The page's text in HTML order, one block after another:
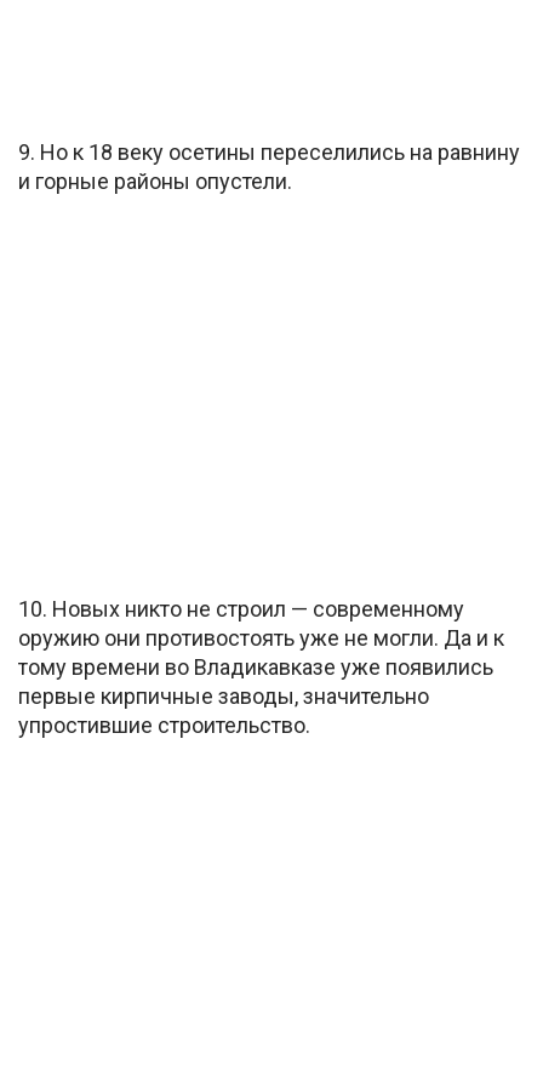
9. Но к 18 веку осетины переселились на равнину
и горные районы опустели.
10. Новых никто не строил — современному
оружию они противостоять уже не могли. Да и к
тому времени во Владикавказе уже появились
первые кирпичные заводы, значительно
упростившие строительство.